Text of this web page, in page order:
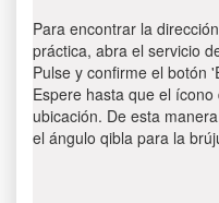
Para encontrar la
práctica, abra el servicio
Pulse y confirme el botón
Espere hasta que el
ubicación. De esta
el ángulo qibla para la